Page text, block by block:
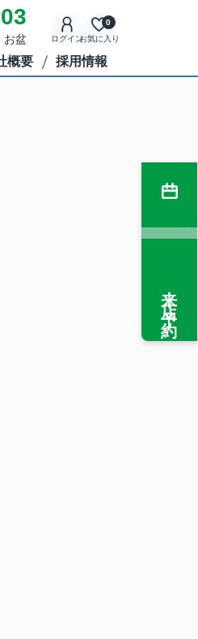
盆 ログインお気に入り
0
概要 採用情報
来店予約